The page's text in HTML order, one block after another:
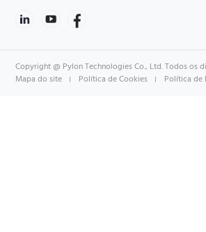
Copyright @ Pylon Technologies Co., Ltd. Todos os
Mapa do site
Política de Cookies Política de